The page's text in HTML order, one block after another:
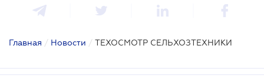
Главная / Новости / ТЕХОСМОТР СЕЛЬХОЗТЕХНИКИ